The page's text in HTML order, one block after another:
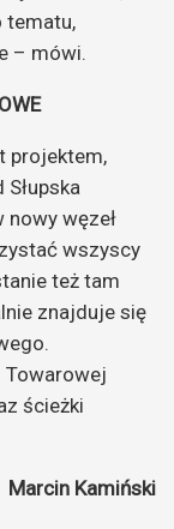
tematu,
– mówi.
projektem,
węzeł
wszyscy
też tam
znajduje się
Towarowej
ścieżki
Marcin Kamiński